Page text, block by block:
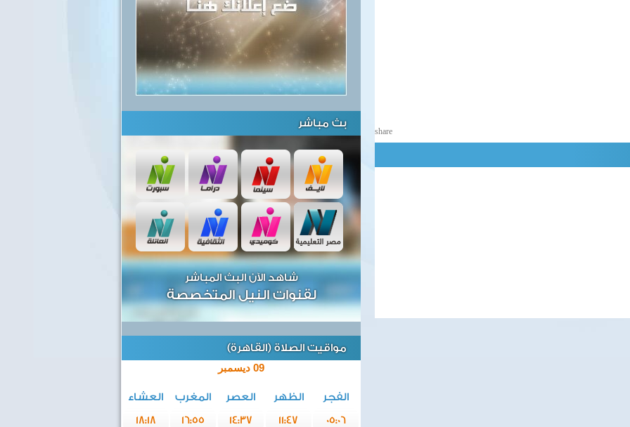
share
بث مباشر
شاهد الآن البث المباشر
لقنوات النيل المتخصصة
مواقيت الصلاة (القاهرة)
09 ديسمبر
الفجر الظهر العصر المغرب
العشاء
05:06
11:47
14:37
16:55
18:18